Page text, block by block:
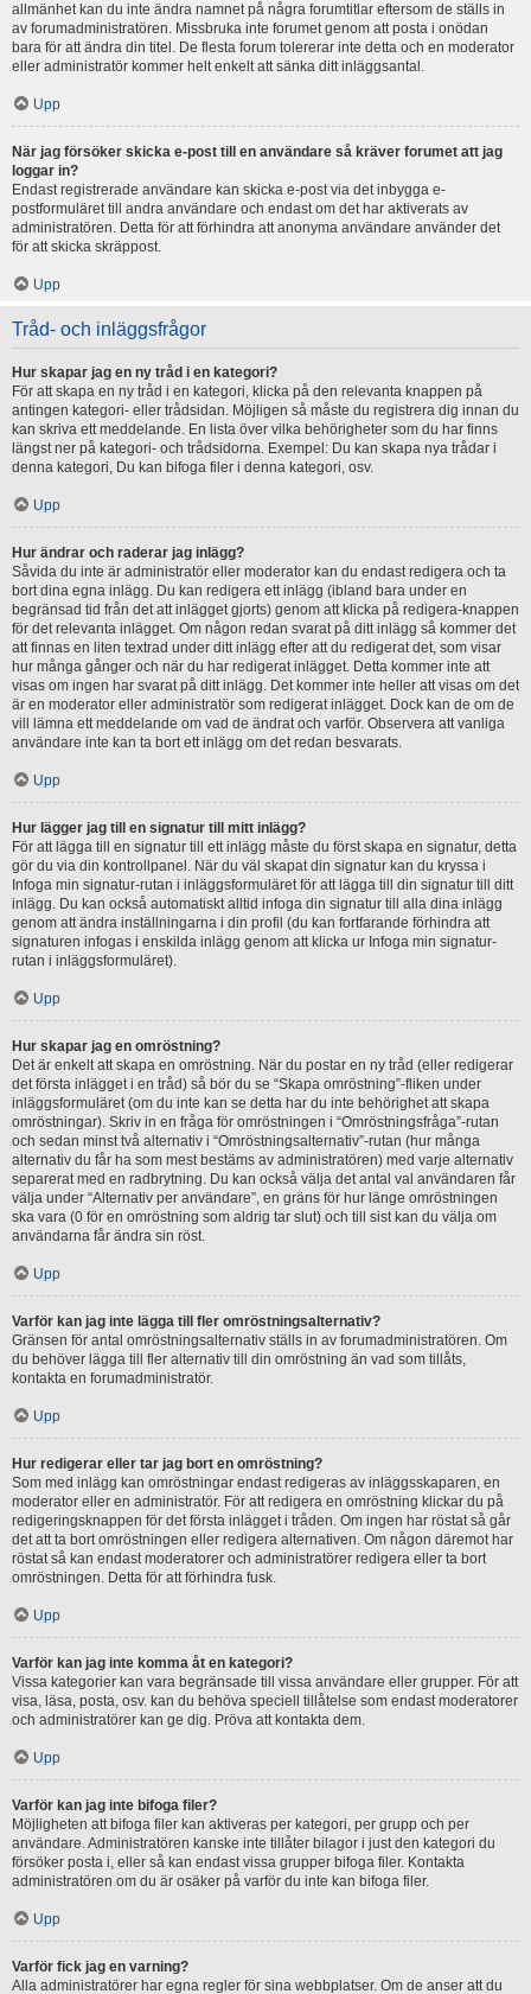
allmänhet kan du inte ändra namnet på några forumtitlar eftersom de ställs in
av forumadministratören. Missbruka inte forumet genom att posta i onödan
bara för att ändra din titel. De flesta forum tolererar inte detta och en moderator
eller administratör kommer helt enkelt att sänka ditt inläggsantal.
Upp
När jag försöker skicka e-post till en användare så kräver forumet att jag
loggar in?
Endast registrerade användare kan skicka e-post via det inbygga e-
postformuläret till andra användare och endast om det har aktiverats av
administratören. Detta för att förhindra att anonyma användare använder det
för att skicka skräppost.
Upp
Tråd- och inläggsfrågor
Hur skapar jag en ny tråd i en kategori?
För att skapa en ny tråd i en kategori, klicka på den relevanta knappen på
antingen kategori- eller trådsidan. Möjligen så måste du registrera dig innan du
kan skriva ett meddelande. En lista över vilka behörigheter som du har finns
längst ner på kategori- och trådsidorna. Exempel: Du kan skapa nya trådar i
denna kategori, Du kan bifoga filer i denna kategori, osv.
Upp
Hur ändrar och raderar jag inlägg?
Såvida du inte är administratör eller moderator kan du endast redigera och ta
bort dina egna inlägg. Du kan redigera ett inlägg (ibland bara under en
begränsad tid från det att inlägget gjorts) genom att klicka på redigera-knappen
för det relevanta inlägget. Om någon redan svarat på ditt inlägg så kommer det
att finnas en liten textrad under ditt inlägg efter att du redigerat det, som visar
hur många gånger och när du har redigerat inlägget. Detta kommer inte att
visas om ingen har svarat på ditt inlägg. Det kommer inte heller att visas om det
är en moderator eller administratör som redigerat inlägget. Dock kan de om de
vill lämna ett meddelande om vad de ändrat och varför. Observera att vanliga
användare inte kan ta bort ett inlägg om det redan besvarats.
Upp
Hur lägger jag till en signatur till mitt inlägg?
För att lägga till en signatur till ett inlägg måste du först skapa en signatur, detta
gör du via din kontrollpanel. När du väl skapat din signatur kan du kryssa i
Infoga min signatur-rutan i inläggsformuläret för att lägga till din signatur till ditt
inlägg. Du kan också automatiskt alltid infoga din signatur till alla dina inlägg
genom att ändra inställningarna i din profil (du kan fortfarande förhindra att
signaturen infogas i enskilda inlägg genom att klicka ur Infoga min signatur-
rutan i inläggsformuläret).
Upp
Hur skapar jag en omröstning?
Det är enkelt att skapa en omröstning. När du postar en ny tråd (eller redigerar
det första inlägget i en tråd) så bör du se “Skapa omröstning”-fliken under
inläggsformuläret (om du inte kan se detta har du inte behörighet att skapa
omröstningar). Skriv in en fråga för omröstningen i “Omröstningsfråga”-rutan
och sedan minst två alternativ i “Omröstningsalternativ”-rutan (hur många
alternativ du får ha som mest bestäms av administratören) med varje alternativ
separerat med en radbrytning. Du kan också välja det antal val användaren får
välja under “Alternativ per användare”, en gräns för hur länge omröstningen
ska vara (0 för en omröstning som aldrig tar slut) och till sist kan du välja om
användarna får ändra sin röst.
Upp
Varför kan jag inte lägga till fler omröstningsalternativ?
Gränsen för antal omröstningsalternativ ställs in av forumadministratören. Om
du behöver lägga till fler alternativ till din omröstning än vad som tillåts,
kontakta en forumadministratör.
Upp
Hur redigerar eller tar jag bort en omröstning?
Som med inlägg kan omröstningar endast redigeras av inläggsskaparen, en
moderator eller en administratör. För att redigera en omröstning klickar du på
redigeringsknappen för det första inlägget i tråden. Om ingen har röstat så går
det att ta bort omröstningen eller redigera alternativen. Om någon däremot har
röstat så kan endast moderatorer och administratörer redigera eller ta bort
omröstningen. Detta för att förhindra fusk.
Upp
Varför kan jag inte komma åt en kategori?
Vissa kategorier kan vara begränsade till vissa användare eller grupper. För att
visa, läsa, posta, osv. kan du behöva speciell tillåtelse som endast moderatorer
och administratörer kan ge dig. Pröva att kontakta dem.
Upp
Varför kan jag inte bifoga filer?
Möjligheten att bifoga filer kan aktiveras per kategori, per grupp och per
användare. Administratören kanske inte tillåter bilagor i just den kategori du
försöker posta i, eller så kan endast vissa grupper bifoga filer. Kontakta
administratören om du är osäker på varför du inte kan bifoga filer.
Upp
Varför fick jag en varning?
Alla administratörer har egna regler för sina webbplatser. Om de anser att du